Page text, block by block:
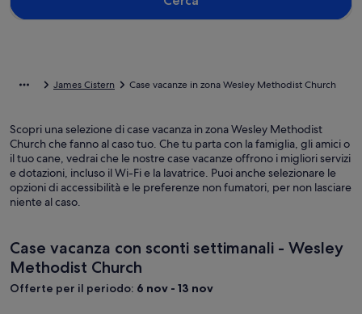
James Cistern Case vacanze in zona Wesley Methodist Church
Scopri una selezione di case vacanza in zona Wesley Methodist
Church che fanno al caso tuo. Che tu parta con la famiglia, gli amici o
il tuo cane, vedrai che le nostre case vacanze offrono i migliori servizi
e dotazioni, incluso il Wi-Fi e la lavatrice. Puoi anche selezionare le
opzioni di accessibilità e le preferenze non fumatori, per non lasciare
niente al caso.
Case vacanza con sconti settimanali - Wesley
Methodist Church
Offerte per il periodo: 6 nov - 13 nov